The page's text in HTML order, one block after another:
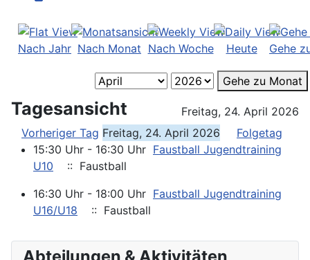
Nach Jahr Nach Monat Nach Woche Heute Gehe
Gehe zu Monat
Tagesansicht
Freitag, 24. April 2026
Vorheriger Tag Freitag, 24. April 2026
Folgetag
15:30 Uhr - 16:30 Uhr Faustball Jugendtraining
U10
:: Faustball
16:30 Uhr - 18:00 Uhr Faustball Jugendtraining
U16/U18
:: Faustball